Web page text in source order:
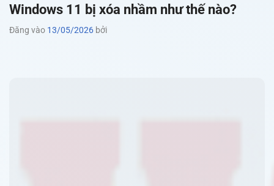
Windows 11 bị xóa nhầm như thế nào?
Đăng vào 13/05/2026 bởi